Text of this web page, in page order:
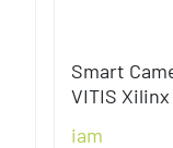
Smart
VITIS Xilinx
iam